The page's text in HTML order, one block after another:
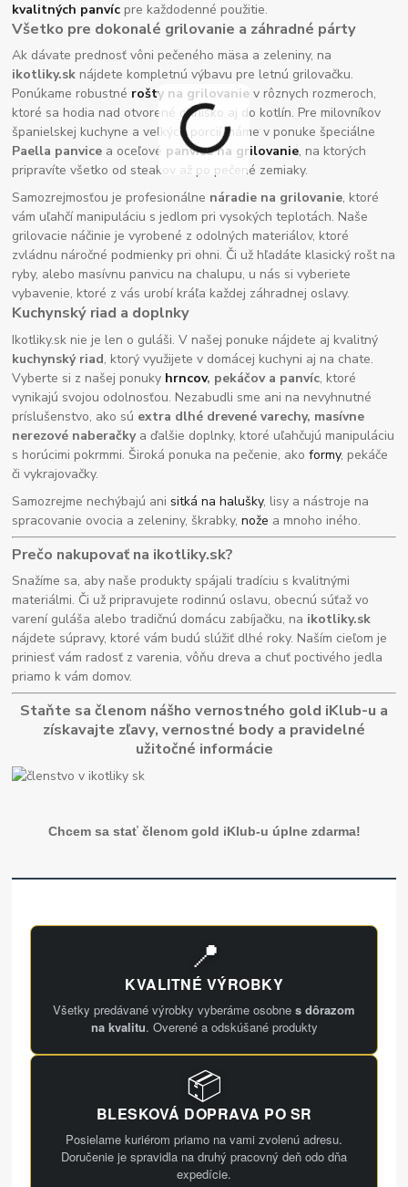
kvalitných panvíc pre každodenné použitie.
Všetko pre dokonalé grilovanie a záhradné párty
Ak dávate prednosť vôni pečeného mäsa a zeleniny, na
ikotliky.sk nájdete kompletnú výbavu pre letnú grilovačku.
Ponúkame robustné rošty na grilovanie v rôznych rozmeroch,
ktoré sa hodia nad otvorené ohnisko aj do kotlín. Pre milovníkov
španielskej kuchyne a veľkých porcií máme v ponuke špeciálne
Paella panvice a oceľové panvice na grilovanie, na ktorých
pripravíte všetko od steakov až po pečené zemiaky.
Samozrejmosťou je profesionálne náradie na grilovanie, ktoré
vám uľahčí manipuláciu s jedlom pri vysokých teplotách. Naše
grilovacie náčinie je vyrobené z odolných materiálov, ktoré
zvládnu náročné podmienky pri ohni. Či už hľadáte klasický rošt na
ryby, alebo masívnu panvicu na chalupu, u nás si vyberiete
vybavenie, ktoré z vás urobí kráľa každej záhradnej oslavy.
Kuchynský riad a doplnky
Ikotliky.sk nie je len o guláši. V našej ponuke nájdete aj kvalitný
kuchynský riad, ktorý využijete v domácej kuchyni aj na chate.
Vyberte si z našej ponuky hrncov, pekáčov a panvíc, ktoré
vynikajú svojou odolnosťou. Nezabudli sme ani na nevyhnutné
príslušenstvo, ako sú extra dlhé drevené varechy, masívne
nerezové naberačkya ďalšie doplnky, ktoré uľahčujú manipuláciu
s horúcimi pokrmmi. Široká ponuka na pečenie, akoformy, pekáče
či vykrajovačky.
Samozrejme nechýbajú anisitká na halušky, lisy a nástroje na
spracovanie ovocia a zeleniny, škrabky,nože a mnoho iného.
Prečo nakupovať na ikotliky.sk?
Snažíme sa, aby naše produkty spájali tradíciu s kvalitnými
materiálmi. Či už pripravujete rodinnú oslavu, obecnú súťaž vo
varení guláša alebo tradičnú domácu zabíjačku, na ikotliky.sk
nájdete súpravy, ktoré vám budú slúžiť dlhé roky. Naším cieľom je
priniesť vám radosť z varenia, vôňu dreva a chuť poctivého jedla
priamo k vám domov.
Staňte sa členom nášho vernostného gold iKlub-u a
získavajte zľavy, vernostné body a pravidelné
užitočné informácie
Chcem sa stať členom gold iKlub-u úplne zdarma!
📍
KVALITNÉ VÝROBKY
Všetky predávané výrobky vyberáme osobne s dôrazom
na kvalitu. Overené a odskúšané produkty
📦
BLESKOVÁ DOPRAVA PO SR
Posielame kuriérom priamo na vami zvolenú adresu.
Doručenie je spravidla na druhý pracovný deň odo dňa
expedície.